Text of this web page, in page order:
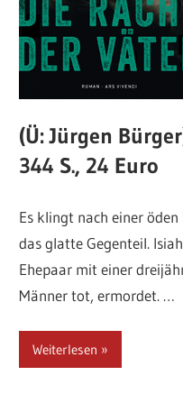
(Ü: Jürgen
344 S., 24 Euro
Es klingt nach einer
das glatte Gegenteil.
Ehepaar mit einer
Männer tot, ermordet. …
Weiterlesen